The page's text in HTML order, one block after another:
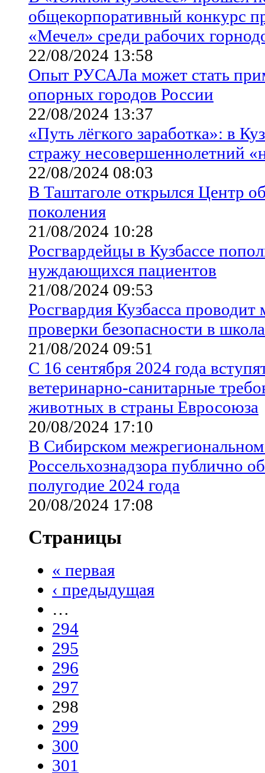
общекорпоративный конкурс
«Мечел» среди рабочих
22/08/2024 13:58
Опыт РУСАЛа может стать
опорных городов России
22/08/2024 13:37
«Путь лёгкого заработка»: в
стражу несовершеннолетний
22/08/2024 08:03
В Таштаголе открылся Центр
поколения
21/08/2024 10:28
Росгвардейцы в Кузбассе
нуждающихся пациентов
21/08/2024 09:53
Росгвардия Кузбасса
проверки безопасности в
21/08/2024 09:51
С 16 сентября 2024 года
ветеринарно-санитарные
животных в страны Евросоюза
20/08/2024 17:10
В Сибирском
Россельхознадзора публично
полугодие 2024 года
20/08/2024 17:08
Страницы
« первая
‹ предыдущая
…
294
295
296
297
298
299
300
301